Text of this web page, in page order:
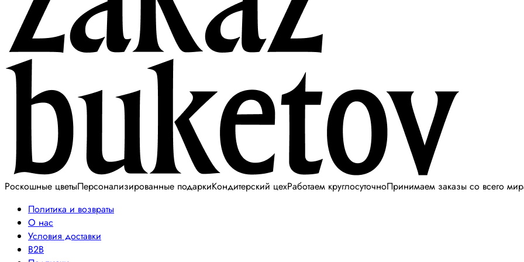
Роскошные цветыПерсонализированные подаркиКондитерский цехРаботаем круглосуточноПринимаем заказы со всего
Политика и возвраты
О нас
Условия доставки
B2B